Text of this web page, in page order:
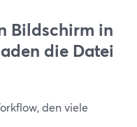
Bildschirm in
die Datei
den viele